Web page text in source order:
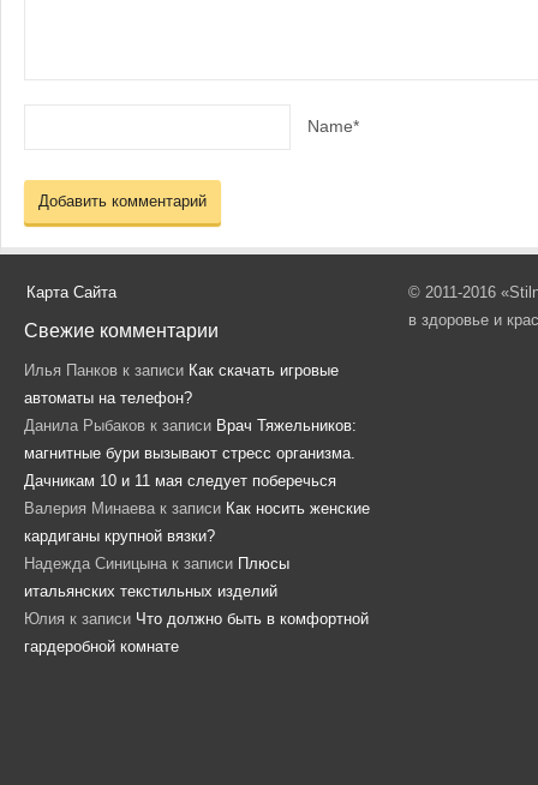
Name*
Карта Сайта
Свежие комментарии
Илья Панков к записи Как скачать игровые
автоматы на телефон?
Данила Рыбаков к записи Врач Тяжельников:
магнитные бури вызывают стресс организма.
Дачникам 10 и 11 мая следует поберечься
Валерия Минаева к записи Как носить женские
кардиганы крупной вязки?
Надежда Синицына к записи Плюсы
итальянских текстильных изделий
Юлия к записи Что должно быть в комфортной
гардеробной комнате
© 2011-2016
в здоровье и